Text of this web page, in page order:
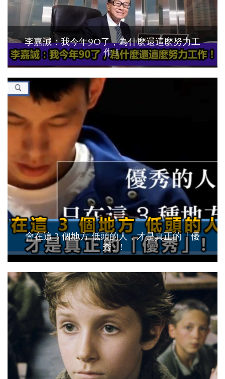
李嘉誠：我今年90了，為什麼還這麼努力工
作！
會在這 3 個地方 低頭的人，才是真正的「優
秀」!